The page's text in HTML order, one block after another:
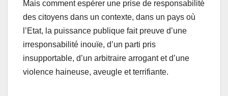
Mais comment espérer une prise de responsabilité
des citoyens dans un contexte, dans un pays où
l’Etat, la puissance publique fait preuve d’une
irresponsabilité inouïe, d’un parti pris
insupportable, d’un arbitraire arrogant et d’une
violence haineuse, aveugle et terrifiante.